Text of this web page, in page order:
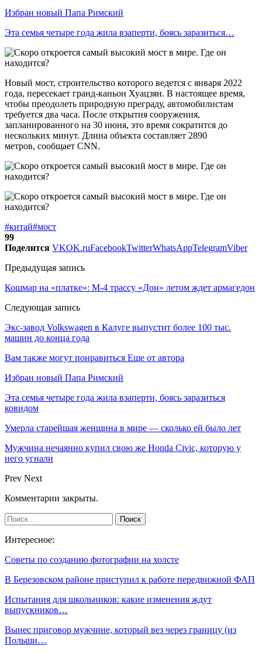
Избран новый Папа Римский
Эта семья четыре года жила взаперти, боясь заразиться…
Новый мост, строительство которого ведется с января 2022
года, пересекает гранд-каньон Хуацзян. В настоящее время,
чтобы преодолеть природную преграду, автомобилистам
требуется два часа. После открытия сооружения,
запланированного на 30 июня, это время сократится до
нескольких минут. Длина объекта составляет 2890
метров, сообщает CNN.
#китай#мост
99
Поделится VKOK.ruFacebookTwitterWhatsAppTelegramViber
Предыдущая запись
Кошмар на «платке»: М-4 трассу «Дон» летом ждет армагедон
Следующая запись
Экс-завод Volkswagen в Калуге выпустит более 100 тыс.
машин до конца года
Вам также могут понравиться Еще от автора
Избран новый Папа Римский
Эта семья четыре года жила взаперти, боясь заразиться
ковидом
Умерла старейшая женщина в мире — сколько ей было лет
Мужчина нечаянно купил свою же Honda Civic, которую у
него угнали
Prev Next
Комментарии закрыты.
Интересное:
Советы по созданию фотографии на холсте
В Березовском районе приступил к работе передвижной ФАП
Испытания для школьников: какие изменения ждут
выпускников…
Вынес приговор мужчине, который вез через границу (из
Польши…